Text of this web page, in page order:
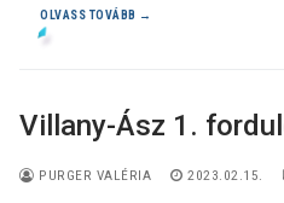
OLVASS TOVÁBB →
Villany-Ász 1.
PURGER VALÉRIA 2023.02.15.